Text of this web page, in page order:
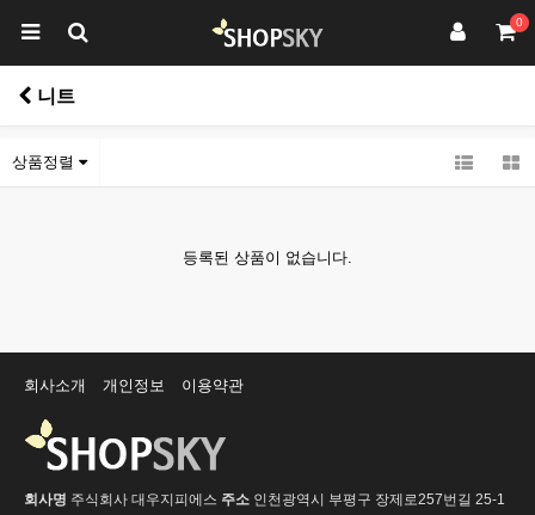
0
니트
상품정렬
등록된 상품이 없습니다.
회사소개 개인정보 이용약관
회사명 주식회사 대우지피에스 주소 인천광역시 부평구 장제로257번길 25-1